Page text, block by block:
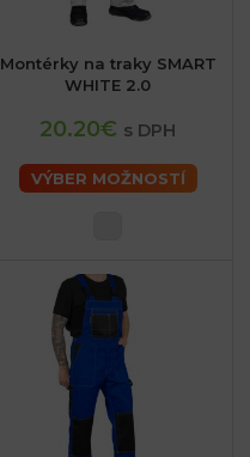
Montérky na traky SMART
WHITE 2.0
20.20€ s DPH
VÝBER MOŽNOSTÍ